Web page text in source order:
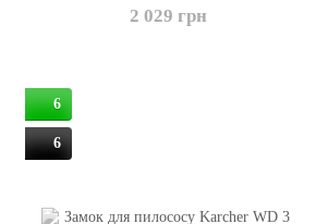
2 029 грн
6
6